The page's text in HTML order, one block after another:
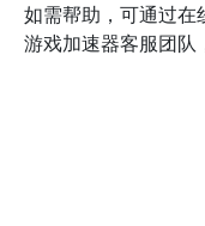
如需帮助，可通过
游戏加速器客服团队